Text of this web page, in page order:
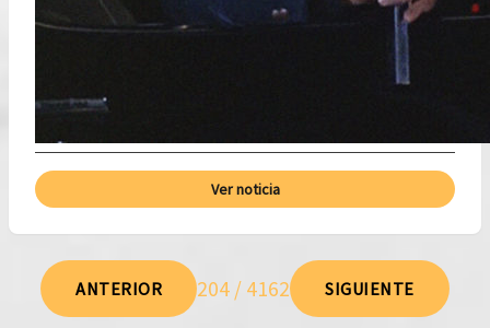
Ver noticia
ANTERIOR 204 / 4162 SIGUIENTE